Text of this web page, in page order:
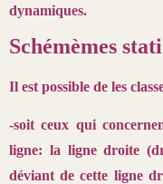
dynamiques.
Schémèmes
Il est possible de les
-soit ceux qui
ligne: la ligne droite
déviant de cette ligne